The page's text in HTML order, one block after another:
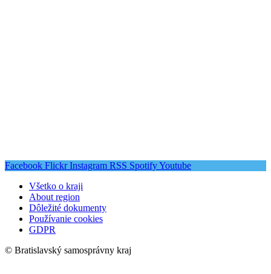
Facebook Flickr Instagram RSS SpotifyYoutube
Všetko o kraji
About region
Dôležité dokumenty
Používanie cookies
GDPR
© Bratislavský samosprávny kraj